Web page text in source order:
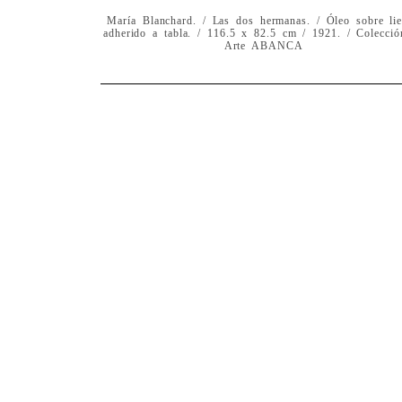
María Blanchard. / Las dos hermanas. / Óleo sobre
adherido a tabla. / 116.5 x 82.5 cm / 1921. /
Arte ABANCA